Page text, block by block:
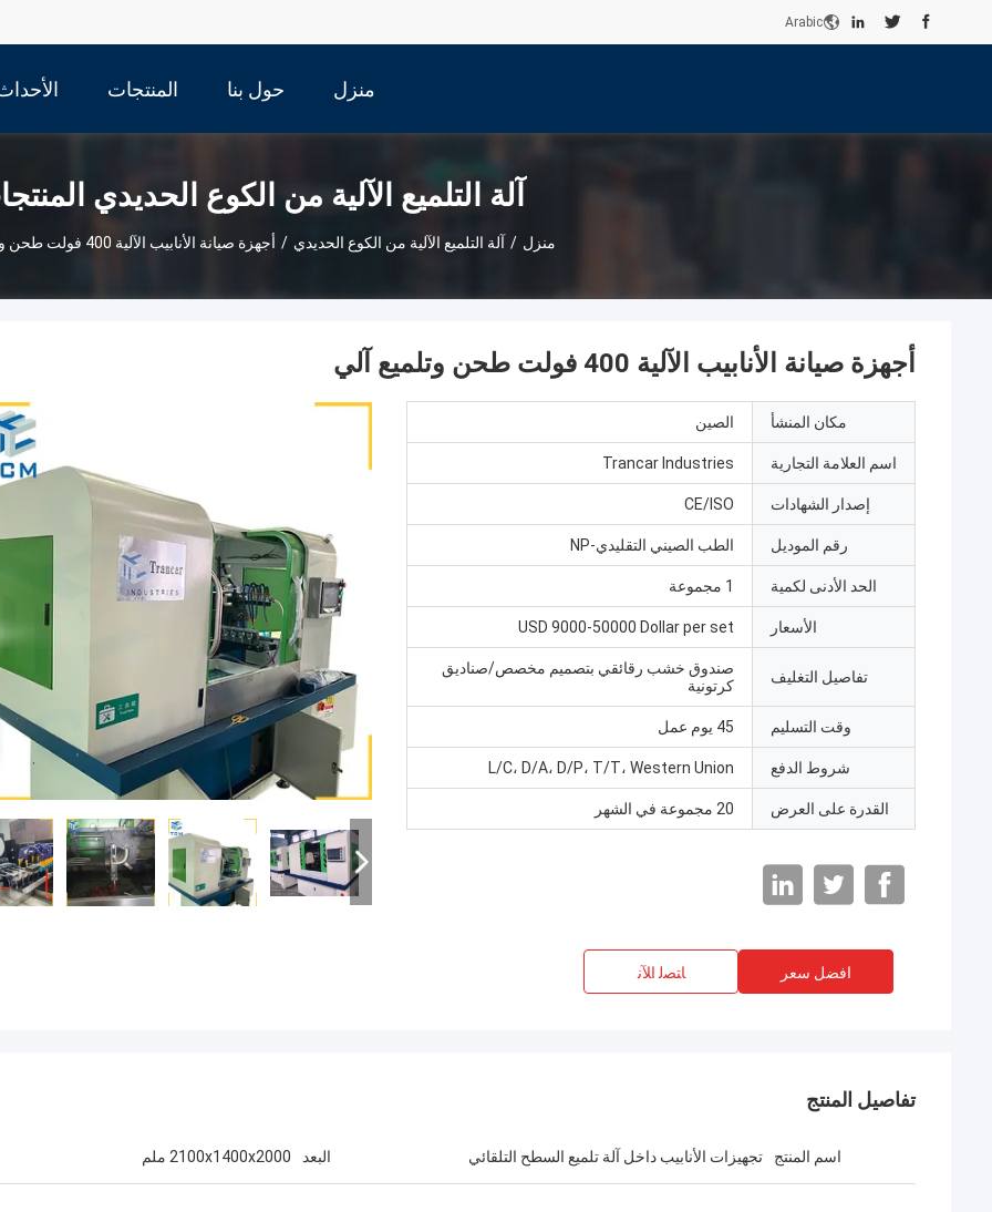
Arabic
منزل حول بنا المنتجات
آلة التلميع الآلية من الكوع الحديدي
منزل / آلة التلميع الآلية من الكوع الحديدي / أجهزة صيانة الأنابيب الآلية 400 فولت طحن وتلميع آلي
أجهزة صيانة الأنابيب الآلية 400 فولت طحن وتلميع آلي
مكان المنشأ الصين
اسم العلامة التجارية Trancar Industries
إصدار الشهادات CE/ISO
رقم الموديل الطب الصيني التقليدي-NP
الحد الأدنى لكمية 1 مجموعة
الأسعار USD 9000-50000 Dollar per set
تفاصيل التغليف
صندوق خشب رقائقي بتصميم مخصص/صناديق
كرتونية
وقت التسليم 45 يوم عمل
شروط الدفع L/C، D/A، D/P، T/T، Western Union
القدرة على العرض 20 مجموعة في الشهر
افضل سعر ﺎﺘﺼﻟ ﺍﻶﻧ
تفاصيل المنتج
اسم المنتج تجهيزات الأنابيب داخل آلة تلميع السطح التلقائي البعد 2100x1400x2000 ملم